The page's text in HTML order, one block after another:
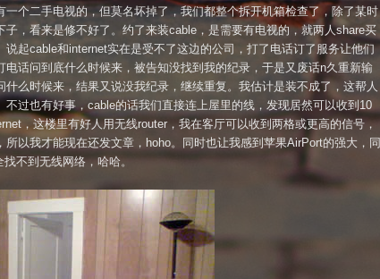
一个二手电视的，但莫名坏掉了，我们都整个拆开机箱检查了，除了某时
子，看来是修不好了。约了来装cable，是需要有电视的，就两人share买
说起cable和internet实在是受不了这边的公司，打了电话订了服务让他们
电话问到底什么时候来，被告知没找到我的纪录，于是又废话n久重新输
什么时候来，结果又说没我纪录，继续重复。我估计是装不成了，这帮人
不过也有好事，cable的话我们直接连上屋里的线，发现居然可以收到10
，这楼里有好人用无线router，我在客厅可以收到两格或更高的信号，
所以我才能现在还发文章，hoho。同时也让我感到苹果AirPort的强大，同
不到无线网络，哈哈。